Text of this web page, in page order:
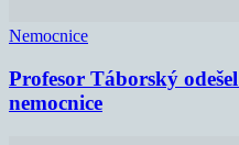
Nemocnice
Profesor Táborský
nemocnice